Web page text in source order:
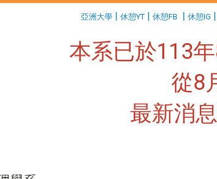
亞洲大學 | 休憩YT | 休憩FB | 休憩IG |
本系已於113
從8
最新消